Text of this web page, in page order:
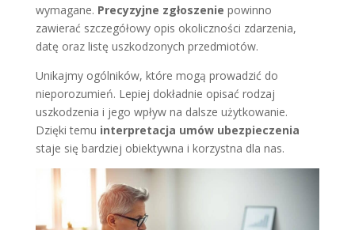
wymagane. Precyzyjne zgłoszenie powinno
zawierać szczegółowy opis okoliczności zdarzenia,
datę oraz listę uszkodzonych przedmiotów.
Unikajmy ogólników, które mogą prowadzić do
nieporozumień. Lepiej dokładnie opisać rodzaj
uszkodzenia i jego wpływ na dalsze użytkowanie.
Dzięki temu interpretacja umów ubezpieczenia
staje się bardziej obiektywna i korzystna dla nas.